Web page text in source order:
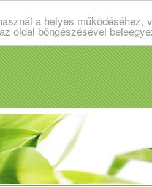
a helyes
oldal böngészésével